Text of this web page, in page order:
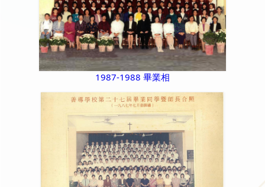
1987-1988 畢業相